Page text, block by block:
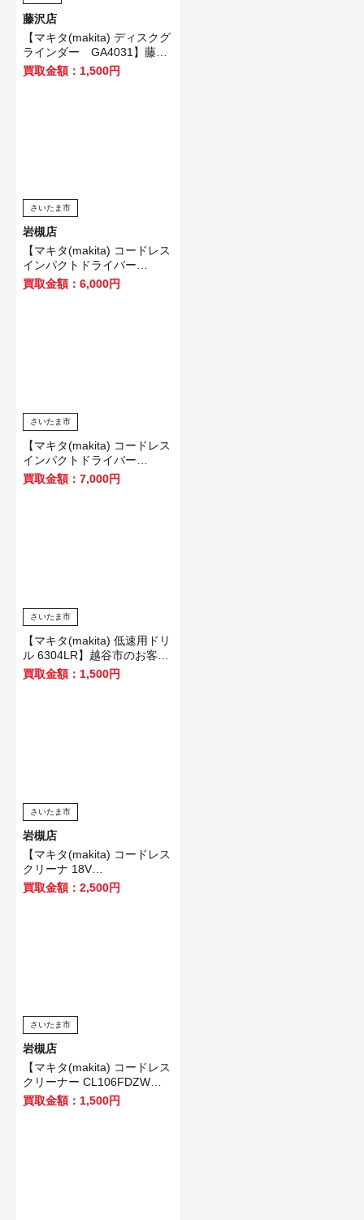
藤沢店
【マキタ(makita) ディスクグ
ラインダー GA4031】藤沢
市のお客様から買取させてい
ただきました！
買取金額：1,500円
さいたま市
岩槻店
【マキタ(makita) コードレス
インパクトドライバー
TD173DZO】坂戸市のお客
様から買取いたしました！
買取金額：6,000円
さいたま市
【マキタ(makita) コードレス
インパクトドライバー
TD173DZB】川口市のお客様
から買取いたしました！
買取金額：7,000円
さいたま市
【マキタ(makita) 低速用ドリ
ル 6304LR】越谷市のお客様
から買取いたしました！
買取金額：1,500円
さいたま市
岩槻店
【マキタ(makita) コードレス
クリーナ 18V
CL182FDZW】白岡市のお客
様から買取いたしました！
買取金額：2,500円
さいたま市
岩槻店
【マキタ(makita) コードレス
クリーナー CL106FDZW】
白岡市のお客様から買取いた
しました！
買取金額：1,500円